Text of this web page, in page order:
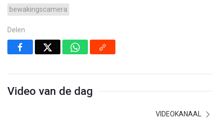
bewakingscamera
Delen
Video van de dag
VIDEOKANAAL